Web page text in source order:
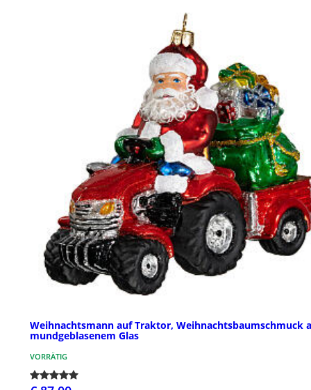
Weihnachtsmann auf Traktor, Weihnachtsbaumschmuck
mundgeblasenem Glas
VORRÄTIG